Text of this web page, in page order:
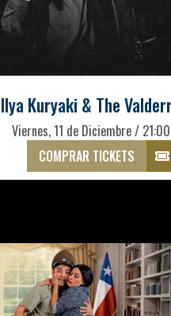
Kuryaki & The
Viernes, 11 de Diciembre /
COMPRAR TICKETS